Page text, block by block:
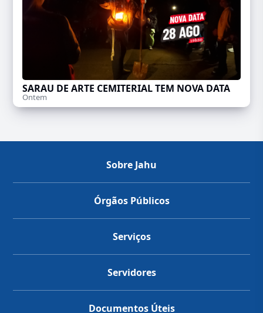
SARAU DE ARTE CEMITERIAL TEM NOVA DATA
Ontem
Sobre Jahu
Órgãos Públicos
Serviços
Servidores
Documentos Úteis